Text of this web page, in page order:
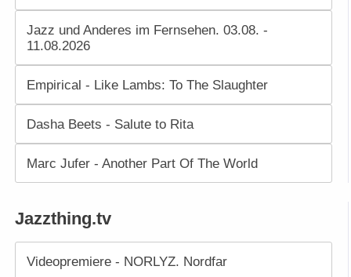
Jazz und Anderes im Fernsehen. 03.08. -
11.08.2026
Empirical - Like Lambs: To The Slaughter
Dasha Beets - Salute to Rita
Marc Jufer - Another Part Of The World
Jazzthing.tv
Videopremiere - NORLYZ. Nordfar